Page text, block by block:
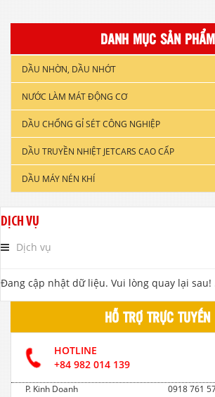
DANH MỤC SẢN PHẨM
DẦU NHỜN, DẦU NHỚT
DẦU NHỚT XE GẮN MÁY
DẦU ĐỘNG CƠ XE TẢI & TÀU THUYỀN
DẦU NHỚT CÔNG NGHIỆP
DẦU CẮT GỌT KIM LOẠI
DẦU NHỚT THỦY LỰC CAO CẤP
DẦU NHỚT HỘP SỐ
NƯỚC LÀM MÁT ĐỘNG CƠ
DẦU CHỐNG GỈ SÉT CÔNG NGHIỆP
DẦU TRUYỀN NHIỆT JETCARS CAO CẤP
DẦU MÁY NÉN KHÍ
DỊCH VỤ
Dịch vụ
Đang cập nhật dữ liệu. Vui lòng quay lại sau!
HỖ TRỢ TRỰC TUYẾN
HOTLINE
+84 982 014 139
P. Kinh Doanh
0918 761